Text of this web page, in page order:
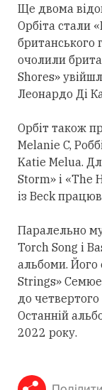
Ще двома
Орбіта стали
британського
очолили
Shores»
Леонардо Ді
Орбіт також
Melanie C,
Katie Melua.
Storm» і «The
із Beck
Паралельно
Torch Song і
альбоми. Його
Strings»
до
Останній
2022 року.